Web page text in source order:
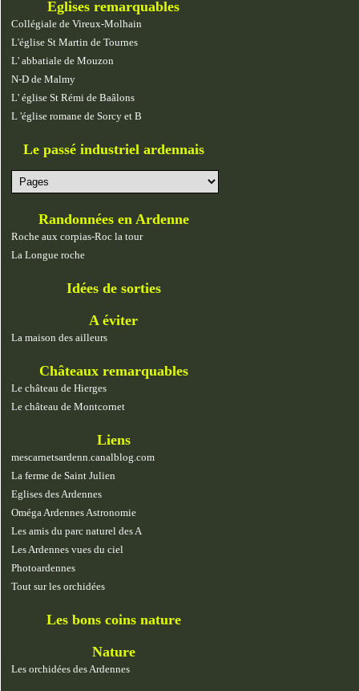
Eglises remarquables
Collégiale de Vireux-Molhain
L'église St Martin de Tournes
L' abbatiale de Mouzon
N-D de Malmy
L' église St Rémi de Baâlons
L 'église romane de Sorcy et B
Le passé industriel ardennais
Randonnées en Ardenne
Roche aux corpias-Roc la tour
La Longue roche
Idées de sorties
A éviter
La maison des ailleurs
Châteaux remarquables
Le château de Hierges
Le château de Montcornet
Liens
mescarnetsardenn.canalblog.com
La ferme de Saint Julien
Eglises des Ardennes
Oméga Ardennes Astronomie
Les amis du parc naturel des A
Les Ardennes vues du ciel
Photoardennes
Tout sur les orchidées
Les bons coins nature
Nature
Les orchidées des Ardennes